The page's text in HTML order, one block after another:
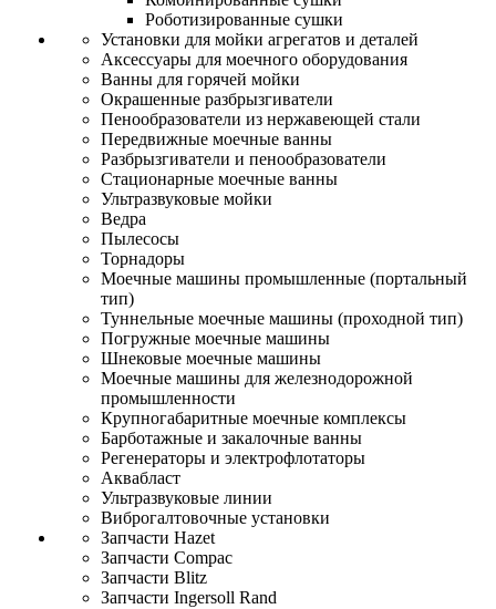
Роботизированные сушки
Установки для мойки агрегатов и деталей
Аксессуары для моечного оборудования
Ванны для горячей мойки
Окрашенные разбрызгиватели
Пенообразователи из нержавеющей стали
Передвижные моечные ванны
Разбрызгиватели и пенообразователи
Стационарные моечные ванны
Ультразвуковые мойки
Ведра
Пылесосы
Торнадоры
Моечные машины промышленные (портальный
тип)
Туннельные моечные машины (проходной тип)
Погружные моечные машины
Шнековые моечные машины
Моечные машины для железнодорожной
промышленности
Крупногабаритные моечные комплексы
Барботажные и закалочные ванны
Регенераторы и электрофлотаторы
Аквабласт
Ультразвуковые линии
Виброгалтовочные установки
Запчасти Hazet
Запчасти Compac
Запчасти Blitz
Запчасти Ingersoll Rand